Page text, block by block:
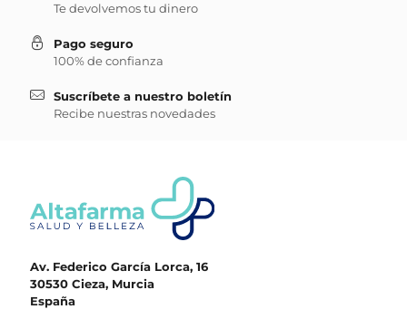
Te devolvemos tu dinero
Pago seguro
100% de confianza
Suscríbete a nuestro boletín
Recibe nuestras novedades
Av. Federico García Lorca, 16
30530 Cieza, Murcia
España